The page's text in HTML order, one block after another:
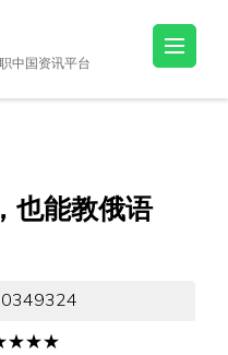
中国资讯平台
也能教俄语